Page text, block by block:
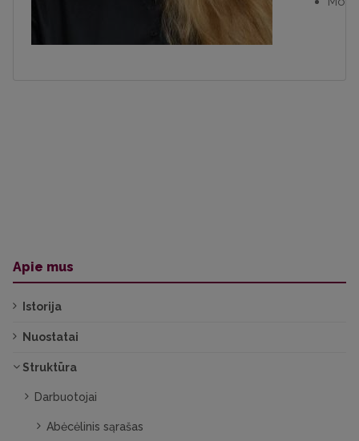
Apie mus
Istorija
Nuostatai
Struktūra
Darbuotojai
Abėcėlinis sąrašas